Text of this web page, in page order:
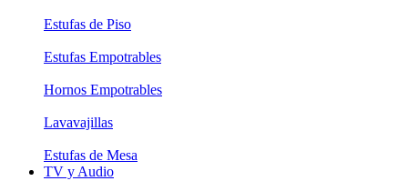
Estufas de Piso
Estufas Empotrables
Hornos Empotrables
Lavavajillas
Estufas de Mesa
TV y Audio